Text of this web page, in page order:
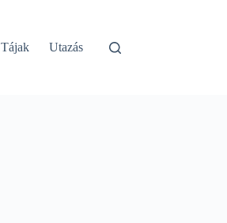
Tájak Utazás